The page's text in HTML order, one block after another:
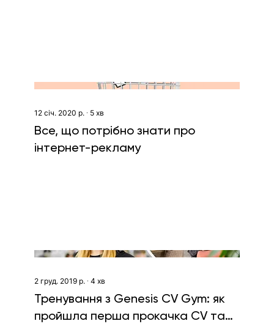
12 січ. 2020 р. ∙ 5 хв
Все, що потрібно знати про
інтернет-рекламу
2 груд. 2019 р.∙ 4 хв
Тренування з Genesis CV Gym: як
пройшла перша прокачка CV та